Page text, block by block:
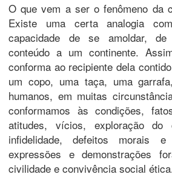
O que vem a ser o fenômeno da
Existe uma certa analogia
capacidade de se amoldar,
conteúdo a um continente.
conforma ao recipiente dela
um copo, uma taça, uma
humanos, em muitas
conformamos às condições,
atitudes, vícios, exploração do
infidelidade, defeitos morais
expressões e demonstrações
civilidade e convivência social